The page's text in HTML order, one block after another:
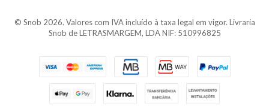
© Snob 2026. Valores com IVA incluído à taxa legal em vigor. Livraria
Snob de LETRASMARGEM, LDA NIF: 510996825